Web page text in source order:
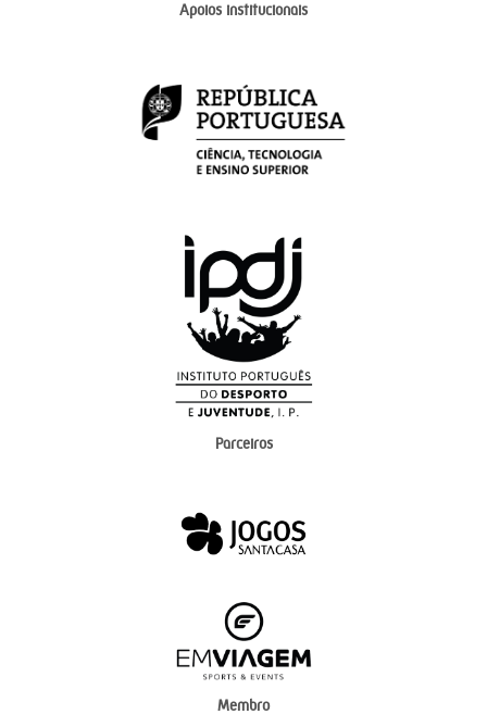
Apoios institucionais
Parceiros
Membro